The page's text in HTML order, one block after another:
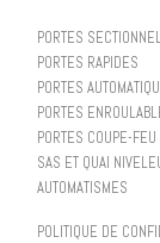
PORTES
PORTES RAPIDES
PORTES
PORTES
PORTES COUPE-
SAS ET QUAI
AUTOMATISMES
POLITIQUE DE